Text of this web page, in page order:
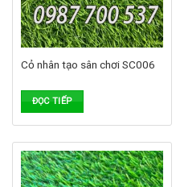
Cỏ nhân tạo sân chơi SC006
ĐỌC TIẾP